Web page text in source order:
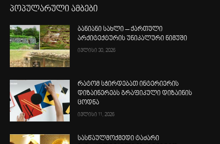
პოპულარული ამბები
ბანიანი სახლი – ქართული
არქიტექტურის უნიკალური ნიმუში
ივლისი 30, 2026
რატომ სჭირდებათ ინტერიერის
დიზაინერებს გრაფიკული დიზაინის
ცოდნა
ივლისი 11, 2026
სასწაულმოქმედი ტაძარი